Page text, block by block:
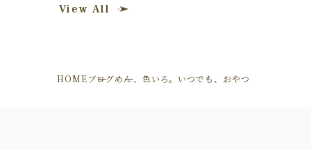
View All
HOMEブログめん、色いろ。いつでも、おやつ